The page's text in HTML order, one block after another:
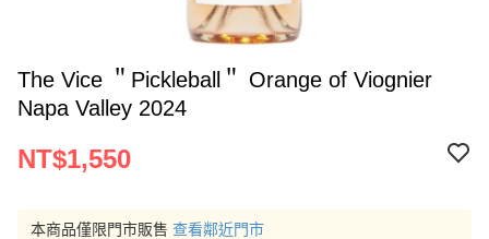
The Vice ＂Pickleball＂ Orange of Viognier
Napa Valley 2024
NT$1,550
本商品僅限門市販售 查看鄰近門市